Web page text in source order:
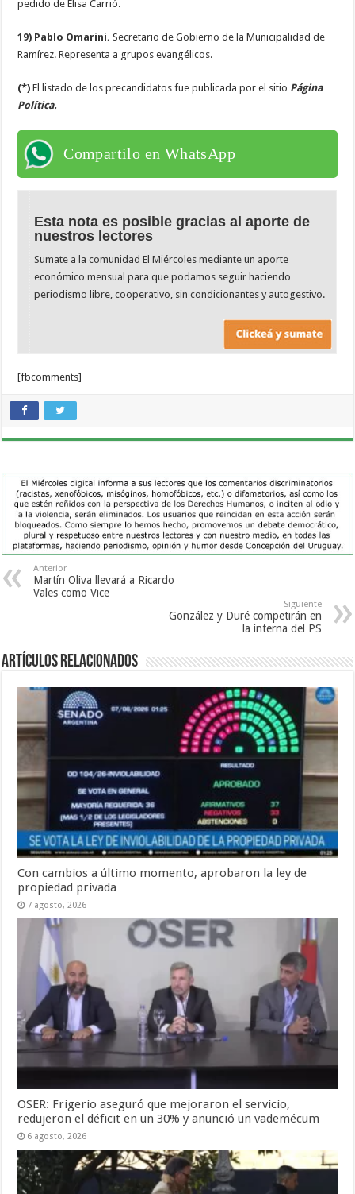
pedido de Elisa Carrió.
19) Pablo Omarini.Secretario de Gobierno de la Municipalidad de
Ramírez. Representa a grupos evangélicos.
(*) El listado de los precandidatos fue publicada por el sitio Página
Política.
Compartilo en WhatsApp
Esta nota es posible gracias al aporte de
nuestros lectores
Sumate a la comunidad El Miércoles mediante un aporte
económico mensual para que podamos seguir haciendo
periodismo libre, cooperativo, sin condicionantes y autogestivo.
[fbcomments]
Anterior
Martín Oliva llevará a Ricardo
Vales como Vice
Siguiente
González y Duré competirán en
la interna del PS
Artículos Relacionados
Con cambios a último momento, aprobaron la ley de
propiedad privada
7 agosto, 2026
OSER: Frigerio aseguró que mejoraron el servicio,
redujeron el déficit en un 30% y anunció un vademécum
6 agosto, 2026